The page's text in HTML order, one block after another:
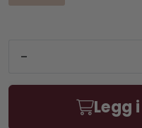
-
Legg